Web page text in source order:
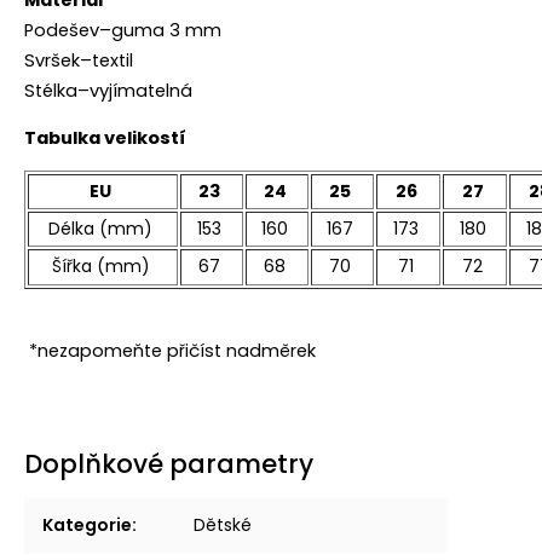
Podešev–guma 3 mm
Svršek–textil
Stélka–vyjímatelná
Tabulka velikostí
EU 23 24 25 26 27
Délka (mm)
153 160 167 173 180
Šířka (mm)
67 68 70 71 72
*nezapomeňte přičíst nadměrek
Doplňkové parametry
Kategorie: Dětské